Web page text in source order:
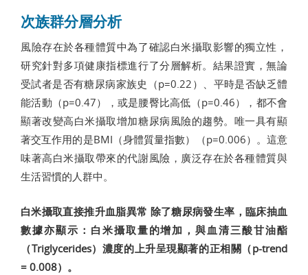
次族群分層分析
風險存在於各種體質中為了確認白米攝取影響的獨立性，
研究針對多項健康指標進行了分層解析。結果證實，無論
受試者是否有糖尿病家族史（p=0.22）、平時是否缺乏體
能活動（p=0.47），或是腰臀比高低（p=0.46），都不會
顯著改變高白米攝取增加糖尿病風險的趨勢。唯一具有顯
著交互作用的是BMI（身體質量指數）（p=0.006）。這意
味著高白米攝取帶來的代謝風險，廣泛存在於各種體質與
生活習慣的人群中。
白米攝取直接推升血脂異常 除了糖尿病發生率，臨床抽血
數據亦顯示：白米攝取量的增加，與血清三酸甘油酯
（Triglycerides）濃度的上升呈現顯著的正相關（p-trend
= 0.008）。